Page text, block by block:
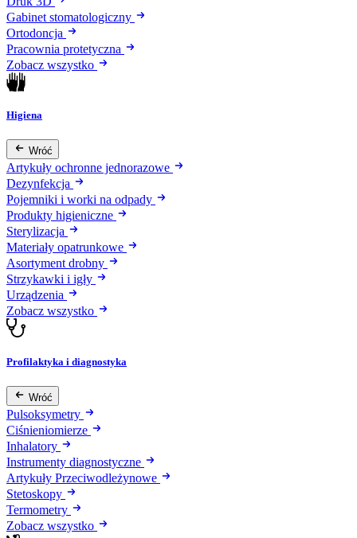
Gabinet stomatologiczny
Ortodoncja
Pracownia protetyczna
Zobacz wszystko
Higiena
Wróć
Artykuły ochronne jednorazowe
Dezynfekcja
Pojemniki i worki na odpady
Produkty higieniczne
Sterylizacja
Materiały opatrunkowe
Asortyment drobny
Strzykawki i igły
Urządzenia
Zobacz wszystko
Profilaktyka i diagnostyka
Wróć
Pulsoksymetry
Ciśnieniomierze
Inhalatory
Instrumenty diagnostyczne
Artykuły Przeciwodleżynowe
Stetoskopy
Termometry
Zobacz wszystko